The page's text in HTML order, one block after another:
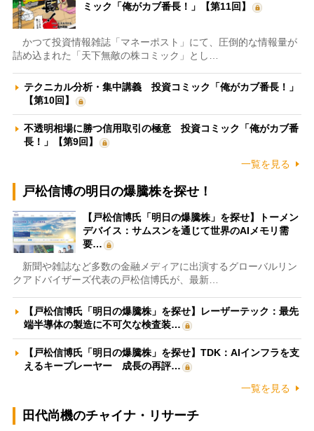
ミック「俺がカブ番長！」【第11回】
かつて投資情報雑誌「マネーポスト」にて、圧倒的な情報量が
詰め込まれた「天下無敵の株コミック」とし…
テクニカル分析・集中講義 投資コミック「俺がカブ番長！」
【第10回】
不透明相場に勝つ信用取引の極意 投資コミック「俺がカブ番
長！」【第9回】
一覧を見る
戸松信博の明日の爆騰株を探せ！
【戸松信博氏「明日の爆騰株」を探せ】トーメン
デバイス：サムスンを通じて世界のAIメモリ需
要…
新聞や雑誌など多数の金融メディアに出演するグローバルリン
クアドバイザーズ代表の戸松信博氏が、最新…
【戸松信博氏「明日の爆騰株」を探せ】レーザーテック：最先
端半導体の製造に不可欠な検査装…
【戸松信博氏「明日の爆騰株」を探せ】TDK：AIインフラを支
えるキープレーヤー 成長の再評…
一覧を見る
田代尚機のチャイナ・リサーチ